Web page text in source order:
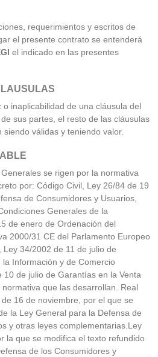
requerimientos y escritos de
el presente contrato se entenderá
el indicado en las presentes
inaplicabilidad de una cláusula del
sus partes, el resto de las cláusulas
válidas y teniendo valor.
se rigen por la normativa
por: Código Civil, Ley 26/84 de 19
de Consumidores y Usuarios,
Generales de la
de enero de Ordenación del
2000/31 CE del Parlamento Europeo
34/2002 de 11 de julio de
Información y de Comercio
10 de julio de Garantías en la Venta
que las desarrollan. Real
16 de noviembre, por el que se
la Ley General para la Defensa de
y otras leyes complementarias. Ley
la que se modifica el texto refundido
de los Consumidores y